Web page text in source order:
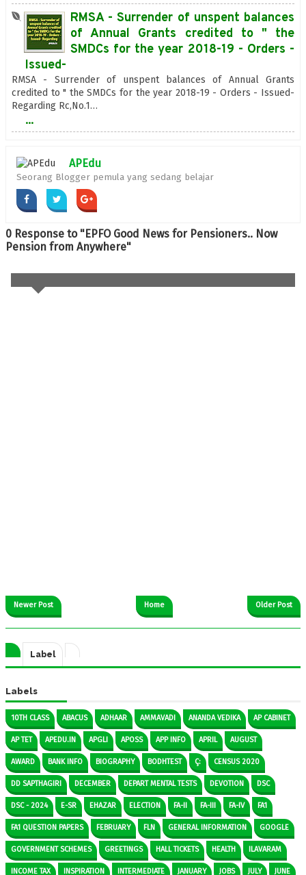
RMSA - Surrender of unspent balances
of Annual Grants credited to " the
SMDCs for the year 2018-19 - Orders -
Issued-
RMSA - Surrender of unspent balances of Annual Grants
credited to " the SMDCs for the year 2018-19 - Orders - Issued-
Regarding Rc,No.1…
...
APEdu
Seorang Blogger pemula yang sedang belajar
0 Response to "EPFO Good News for Pensioners.. Now
Pension from Anywhere"
Newer Post Older Post
Home
Label
Labels
10TH CLASS ABACUS ADHAAR AMMAVADI ANANDA VEDIKA AP CABINET
AP TET APEDU.IN APGLI APOSS APP INFO APRIL AUGUST
AWARD BANK INFO BIOGRAPHY BODHTEST Ç: CENSUS 2020
DD SAPTHAGIRI DECEMBER DEPART MENTAL TESTS DEVOTION DSC
DSC - 2024 E-SR EHAZAR ELECTION FA-II FA-III FA-IV FA1
FA1 QUESTION PAPERS FEBRUARY FLN GENERAL INFORMATION GOOGLE
GOVERNMENT SCHEMES GREETINGS HALL TICKETS HEALTH ILAVARAM
INCOME TAX INSPIRATION INTERMEDIATE JANUARY JOBS JULY JUNE